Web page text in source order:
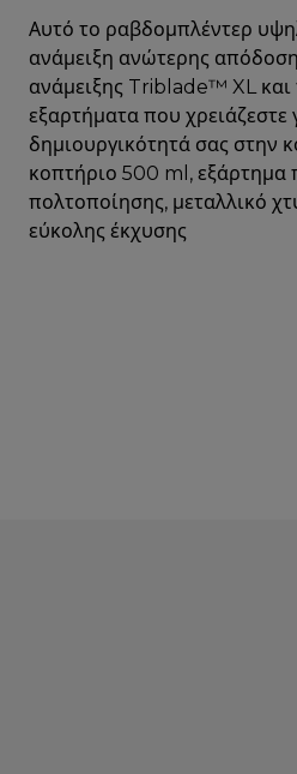
Αυτό το ραβδομπλέντερ
ανάμειξη ανώτερης
ανάμειξης Triblade™ XL
εξαρτήματα που χρειάζεστε
δημιουργικότητά σας στην
κοπτήριο 500 ml, εξάρτημα
πολτοποίησης, μεταλλικό
εύκολης έκχυσης